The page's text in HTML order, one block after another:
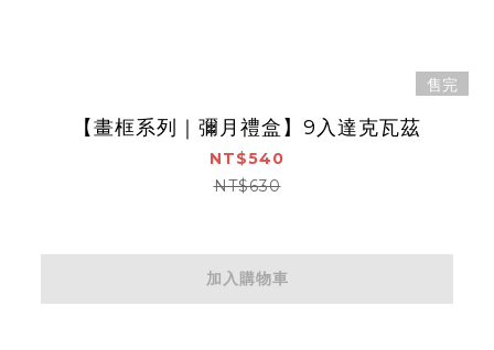
售完
【畫框系列｜彌月禮盒】9入達克瓦茲
NT$540
NT$630
加入購物車